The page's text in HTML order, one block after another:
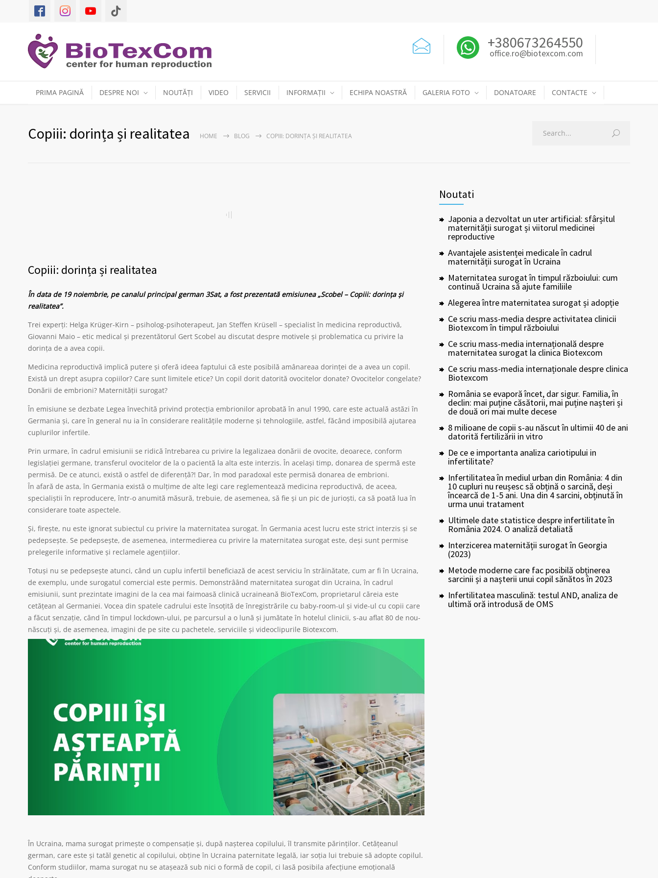
+380673264550
office.ro@biotexcom.com
PRIMA PAGINĂ DESPRE NOI NOUTĂȚI VIDEO SERVICII INFORMAȚII ECHIPA NOASTRĂ GALERIA FOTO DONATOARE CONTACTE
Copiii: dorința și realitatea HOME BLOG COPIII: DORINȚA ȘI REALITATEA
Copiii: dorința și realitatea
În data de 19 noiembrie, pe canalul principal german 3Sat, a fost prezentată emisiunea „Scobel – Copiii: dorința și
realitatea”.
Trei experți: Helga Krüger-Kirn – psiholog-psihoterapeut, Jan Steffen Krüsell – specialist în medicina reproductivă,
Giovanni Maio – etic medical și prezentătorul Gert Scobel au discutat despre motivele și problematica cu privire la
dorința de a avea copii.
Medicina reproductivă implică putere și oferă ideea faptului că este posibilă amânareaa dorinței de a avea un copil.
Există un drept asupra copiilor? Care sunt limitele etice? Un copil dorit datorită ovocitelor donate? Ovocitelor congelate?
Donării de embrioni? Maternității surogat?
În emisiune se dezbate Legea învechită privind protecția embrionilor aprobată în anul 1990, care este actuală astăzi în
Germania și, care în general nu ia în considerare realitățile moderne și tehnologiile, astfel, făcând imposibilă ajutarea
cuplurilor infertile.
Prin urmare, în cadrul emisiunii se ridică întrebarea cu privire la legalizaea donării de ovocite, deoarece, conform
legislației germane, transferul ovocitelor de la o pacientă la alta este interzis. În același timp, donarea de spermă este
permisă. De ce atunci, există o astfel de diferență?! Dar, în mod paradoxal este permisă donarea de embrioni.
În afară de asta, în Germania există o mulțime de alte legi care reglementează medicina reproductivă, de aceea,
specialiștii în reproducere, într-o anumită măsură, trebuie, de asemenea, să fie și un pic de jurioști, ca să poată lua în
considerare toate aspectele.
Și, firește, nu este ignorat subiectul cu privire la maternitatea surogat. În Germania acest lucru este strict interzis și se
pedepsește. Se pedepsește, de asemenea, intermedierea cu privire la maternitatea surogat este, deși sunt permise
prelegerile informative și reclamele agențiilor.
Totuși nu se pedepsește atunci, când un cuplu infertil beneficiază de acest serviciu în străinătate, cum ar fi în Ucraina,
de exemplu, unde surogatul comercial este permis. Demonstrâând maternitatea surogat din Ucraina, în cadrul
emisiunii, sunt prezintate imagini de la cea mai faimoasă clinică ucraineană BioTexCom, proprietarul căreia este
cetățean al Germaniei. Vocea din spatele cadrului este însoțită de înregistrările cu baby-room-ul și vide-ul cu copii care
a făcut senzație, când în timpul lockdown-ului, pe parcursul a o lună și jumătate în hotelul clinicii, s-au aflat 80 de nou-
născuți și, de asemenea, imagini de pe site cu pachetele, serviciile și videoclipurile Biotexcom.
În Ucraina, mama surogat primește o compensație și, după nașterea copilului, îl transmite părinților. Cetățeanul
german, care este și tatăl genetic al copilului, obține în Ucraina paternitate legală, iar soția lui trebuie să adopte copilul.
Conform studiilor, mama surogat nu se atașează sub nici o formă de copil, ci lasă posibila afecțiune emoțională
Noutati
Japonia a dezvoltat un uter artificial: sfârșitul
maternității surogat și viitorul medicinei
reproductive
Avantajele asistenței medicale în cadrul
maternității surogat în Ucraina
Maternitatea surogat în timpul războiului: cum
continuă Ucraina să ajute familiile
Alegerea între maternitatea surogat și adopție
Ce scriu mass-media despre activitatea clinicii
Biotexcom în timpul războiului
Ce scriu mass-media internațională despre
maternitatea surogat la clinica Biotexcom
Ce scriu mass-media internaționale despre clinica
Biotexcom
România se evaporă încet, dar sigur. Familia, în
declin: mai puține căsătorii, mai puține nașteri și
de două ori mai multe decese
8 milioane de copii s-au născut în ultimii 40 de ani
datorită fertilizării in vitro
De ce e importanta analiza cariotipului in
infertilitate?
Infertilitatea în mediul urban din România: 4 din
10 cupluri nu reușesc să obțină o sarcină, deși
încearcă de 1-5 ani. Una din 4 sarcini, obținută în
urma unui tratament
Ultimele date statistice despre infertilitate în
România 2024. O analiză detaliată
Interzicerea maternității surogat în Georgia
(2023)
Metode moderne care fac posibilă obținerea
sarcinii și a nașterii unui copil sănătos în 2023
Infertilitatea masculină: testul AND, analiza de
ultimă oră introdusă de OMS